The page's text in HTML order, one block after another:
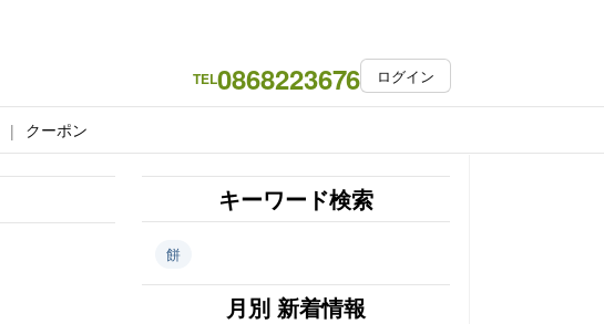
TEL0868223676 ログイン
クーポン
キーワード検索
餅
月別 新着情報